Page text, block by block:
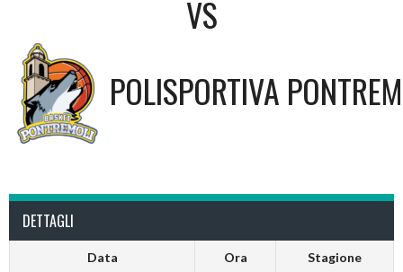
VS
POLISPORTIVA
DETTAGLI
Data Ora Stagione